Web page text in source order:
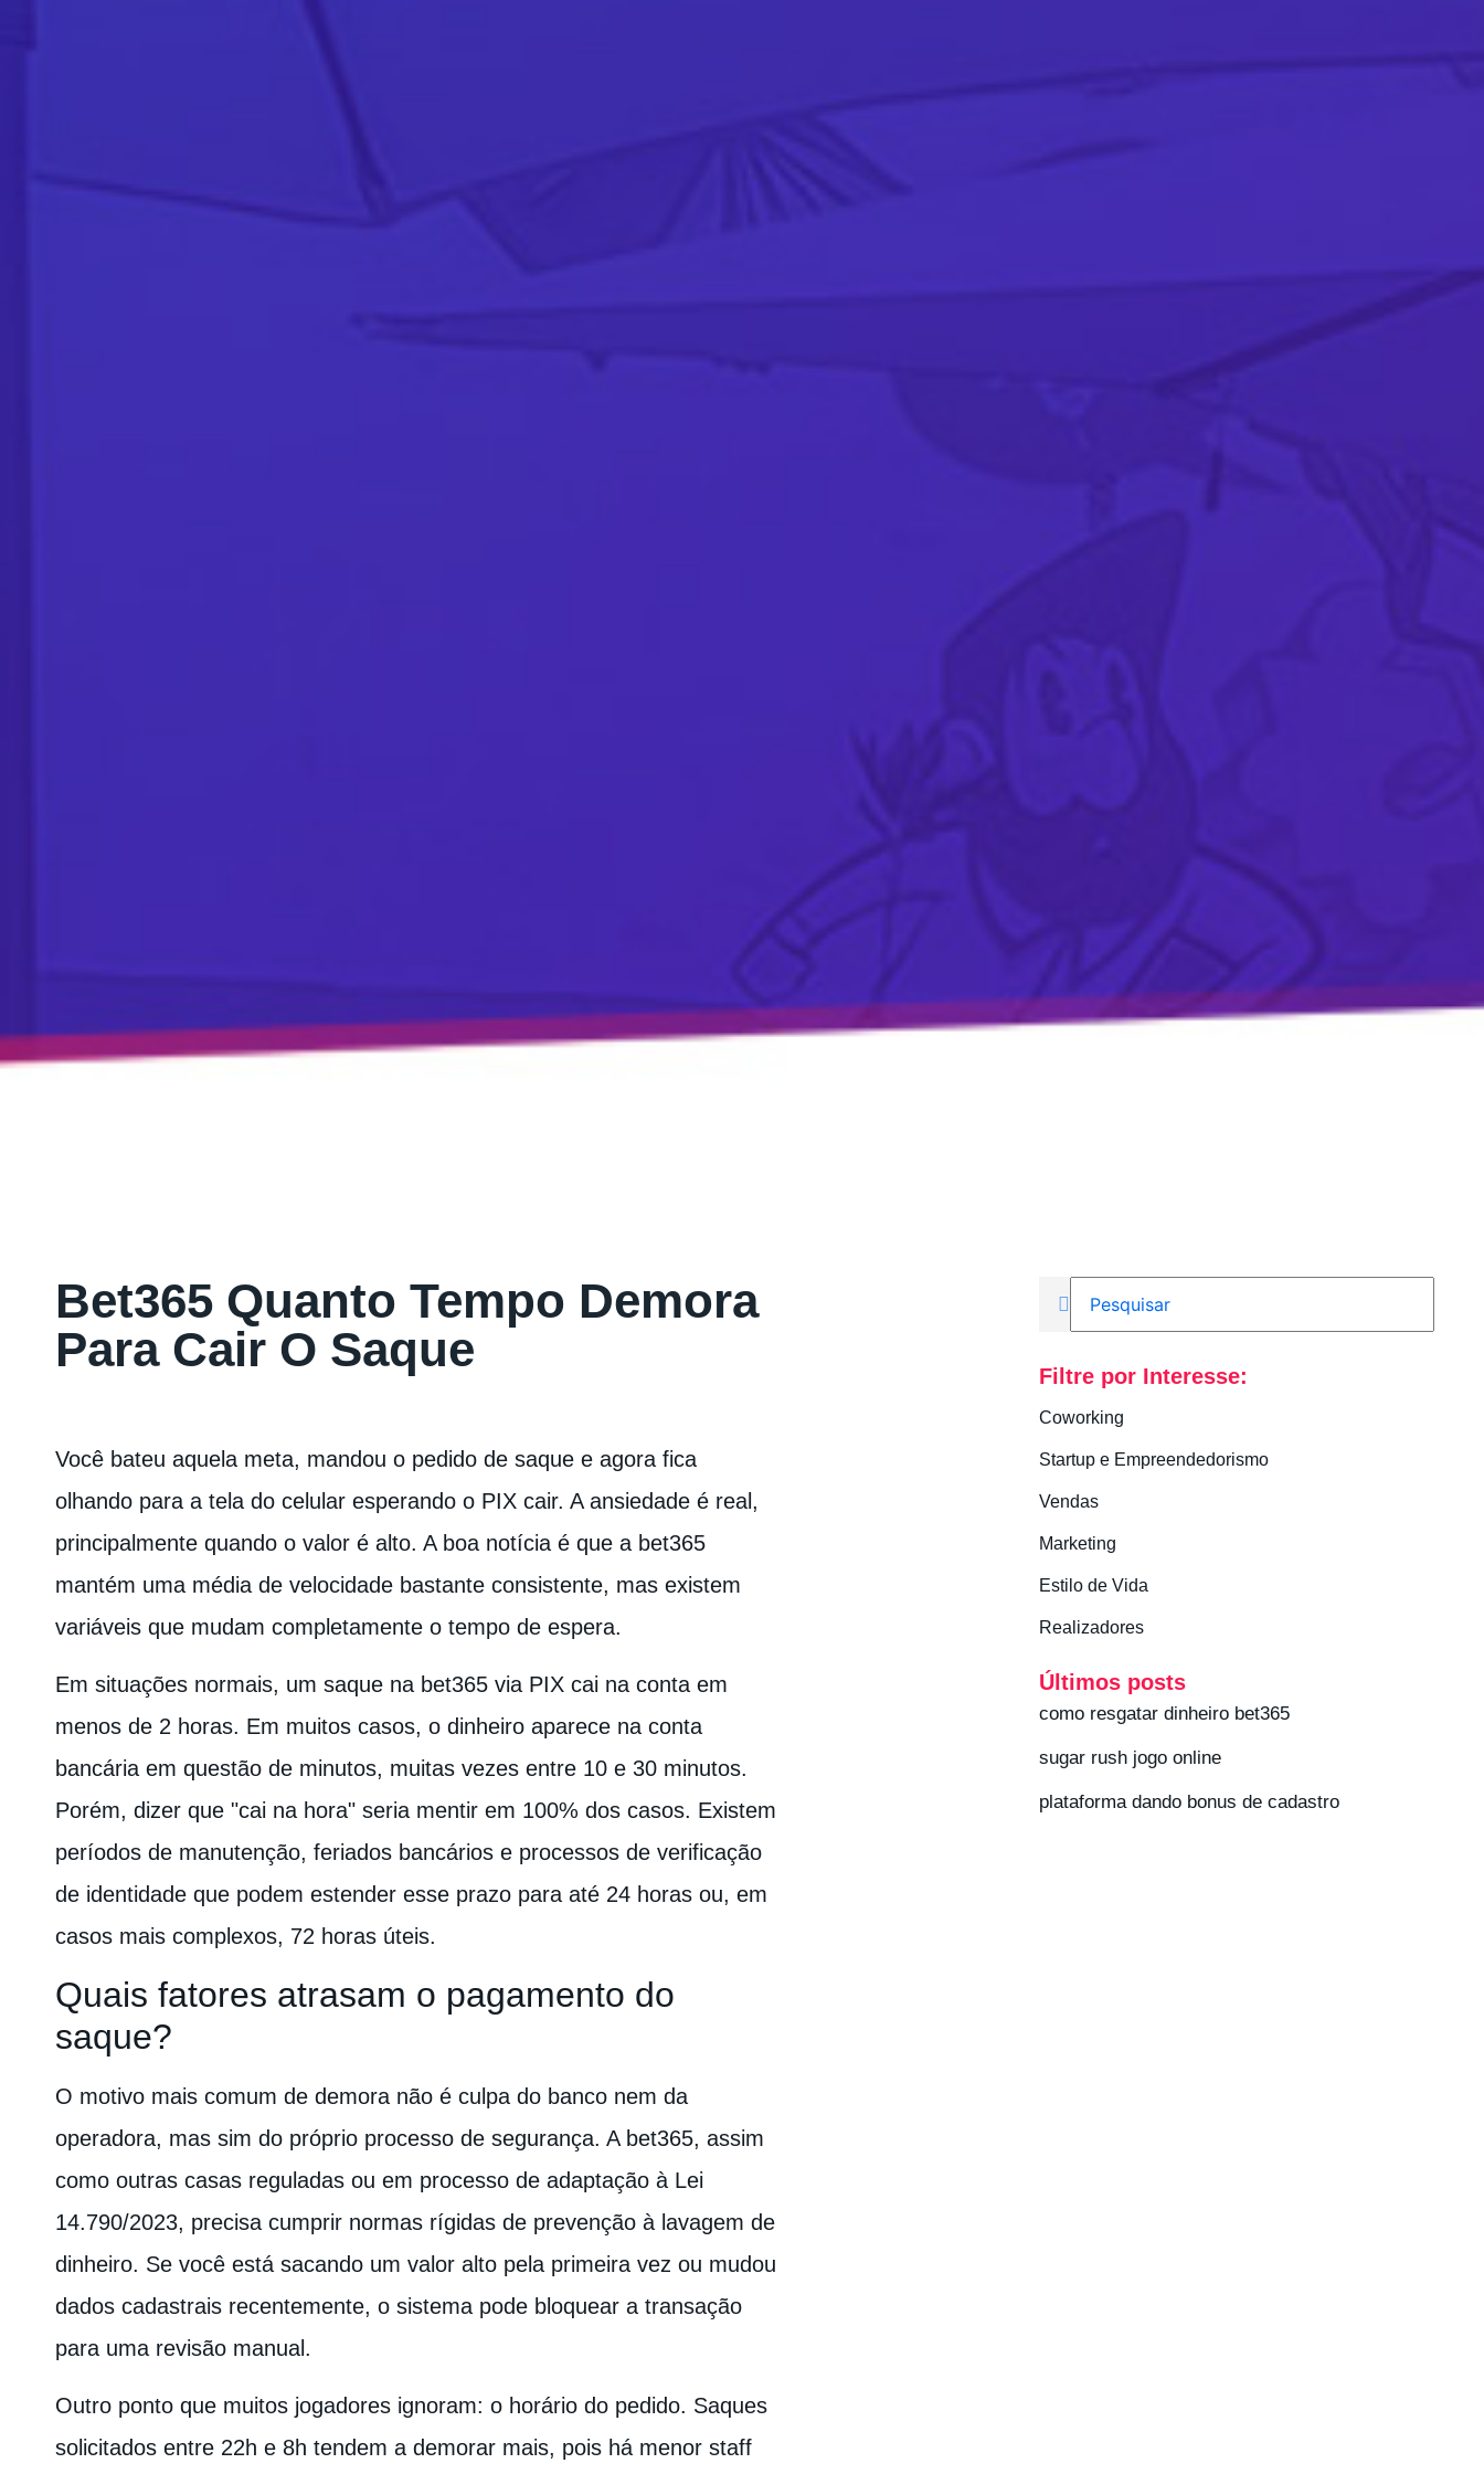
Bet365 Quanto Tempo Demora
Para Cair O Saque
Você bateu aquela meta, mandou o pedido de saque e agora fica
olhando para a tela do celular esperando o PIX cair. A ansiedade é real,
principalmente quando o valor é alto. A boa notícia é que a bet365
mantém uma média de velocidade bastante consistente, mas existem
variáveis que mudam completamente o tempo de espera.
Em situações normais, um saque na bet365 via PIX cai na conta em
menos de 2 horas. Em muitos casos, o dinheiro aparece na conta
bancária em questão de minutos, muitas vezes entre 10 e 30 minutos.
Porém, dizer que "cai na hora" seria mentir em 100% dos casos. Existem
períodos de manutenção, feriados bancários e processos de verificação
de identidade que podem estender esse prazo para até 24 horas ou, em
casos mais complexos, 72 horas úteis.
Quais fatores atrasam o pagamento do
saque?
O motivo mais comum de demora não é culpa do banco nem da
operadora, mas sim do próprio processo de segurança. A bet365, assim
como outras casas reguladas ou em processo de adaptação à Lei
14.790/2023, precisa cumprir normas rígidas de prevenção à lavagem de
dinheiro. Se você está sacando um valor alto pela primeira vez ou mudou
dados cadastrais recentemente, o sistema pode bloquear a transação
para uma revisão manual.
Outro ponto que muitos jogadores ignoram: o horário do pedido. Saques
solicitados entre 22h e 8h tendem a demorar mais, pois há menor staff
Filtre por Interesse:
Coworking
Startup e Empreendedorismo
Vendas
Marketing
Estilo de Vida
Realizadores
Últimos posts
como resgatar dinheiro bet365
sugar rush jogo online
plataforma dando bonus de cadastro